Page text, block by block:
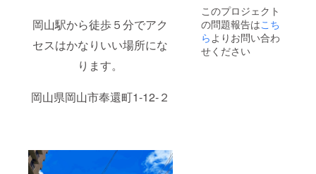
岡山駅から徒歩５分でアク
セスはかなりいい場所にな
ります。
岡山県岡山市奉還町1-12-２
「プリ
シュラ
ンク
ファブ
リッ
このプロジェクト
の問題報告はこち
らよりお問い合わ
せください